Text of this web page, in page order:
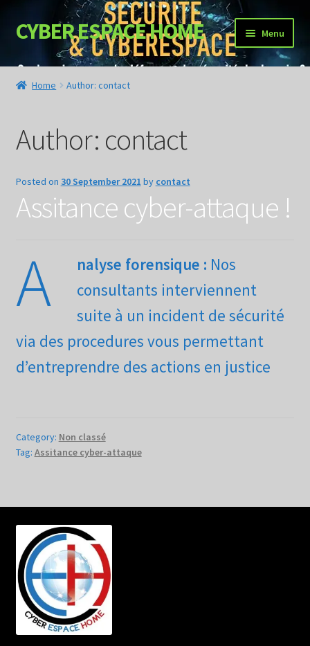
CYBER ESPACE HOME Menu
NOS SERVICES
Home Author: contact
Author: contact
Posted on 30 September 2021 by contact
Assitance cyber-attaque !
A nalyse forensique : Nos
consultants interviennent
suite à un incident de sécurité
via des procedures vous permettant
d’entreprendre des actions en justice
Category: Non classé
Tag: Assitance cyber-attaque